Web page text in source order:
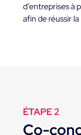
d’entreprises à
afin de réussir
ÉTAPE 2
Co-